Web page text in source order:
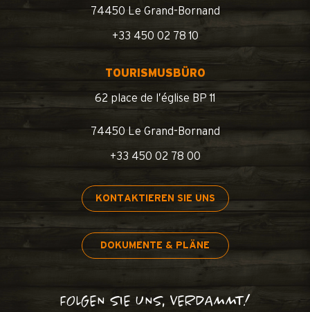
74450 Le Grand-Bornand
+33 450 02 78 10
TOURISMUSBÜRO
62 place de l’église BP 11
74450 Le Grand-Bornand
+33 450 02 78 00
KONTAKTIEREN SIE UNS
DOKUMENTE & PLÄNE
FOLGEN SIE UNS, VERDAMMT!